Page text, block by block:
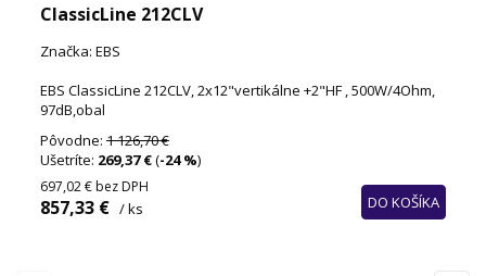
ClassicLine 212CLV
Značka: EBS
EBS ClassicLine 212CLV, 2x12"vertikálne +2"HF , 500W/4Ohm,
97dB,obal
Pôvodne: 1 126,70 €
Ušetríte: 269,37 €(-24 %)
697,02 € bez DPH
857,33 € / ks DO KOŠÍKA